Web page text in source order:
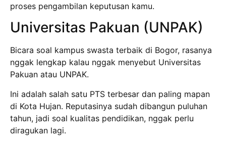
proses pengambilan keputusan kamu.
Universitas Pakuan (UNPAK)
Bicara soal kampus swasta terbaik di Bogor, rasanya
nggak lengkap kalau nggak menyebut Universitas
Pakuan atau UNPAK.
Ini adalah salah satu PTS terbesar dan paling mapan
di Kota Hujan. Reputasinya sudah dibangun puluhan
tahun, jadi soal kualitas pendidikan, nggak perlu
diragukan lagi.